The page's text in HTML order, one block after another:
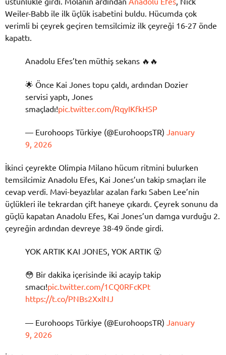
Weiler-Babb ile ilk üçlük isabetini buldu. Hücumda çok
verimli bi çeyrek geçiren temsilcimiz ilk çeyreği 16-27 önde
kapattı.
Anadolu Efes’ten müthiş sekans 🔥🔥
🌟 Önce Kai Jones topu çaldı, ardından Dozier
servisi yaptı, Jones
smaçladı!pic.twitter.com/RqyIKfkHSP
— Eurohoops Türkiye (@EurohoopsTR) January
9, 2026
İkinci çeyrekte Olimpia Milano hücum ritmini bulurken
temsilcimiz Anadolu Efes, Kai Jones’un takip smaçları ile
cevap verdi. Mavi-beyazlılar azalan farkı Saben Lee’nin
üçlükleri ile tekrardan çift haneye çıkardı. Çeyrek sonunu da
güçlü kapatan Anadolu Efes, Kai Jones’un damga vurduğu 2.
çeyreğin ardından devreye 38-49 önde girdi.
YOK ARTIK KAI JONES, YOK ARTIK 😮
😳 Bir dakika içerisinde iki acayip takip
smacı!pic.twitter.com/1CQ0RFcKPt
https://t.co/PNBs2XxlNJ
— Eurohoops Türkiye (@EurohoopsTR) January
9, 2026